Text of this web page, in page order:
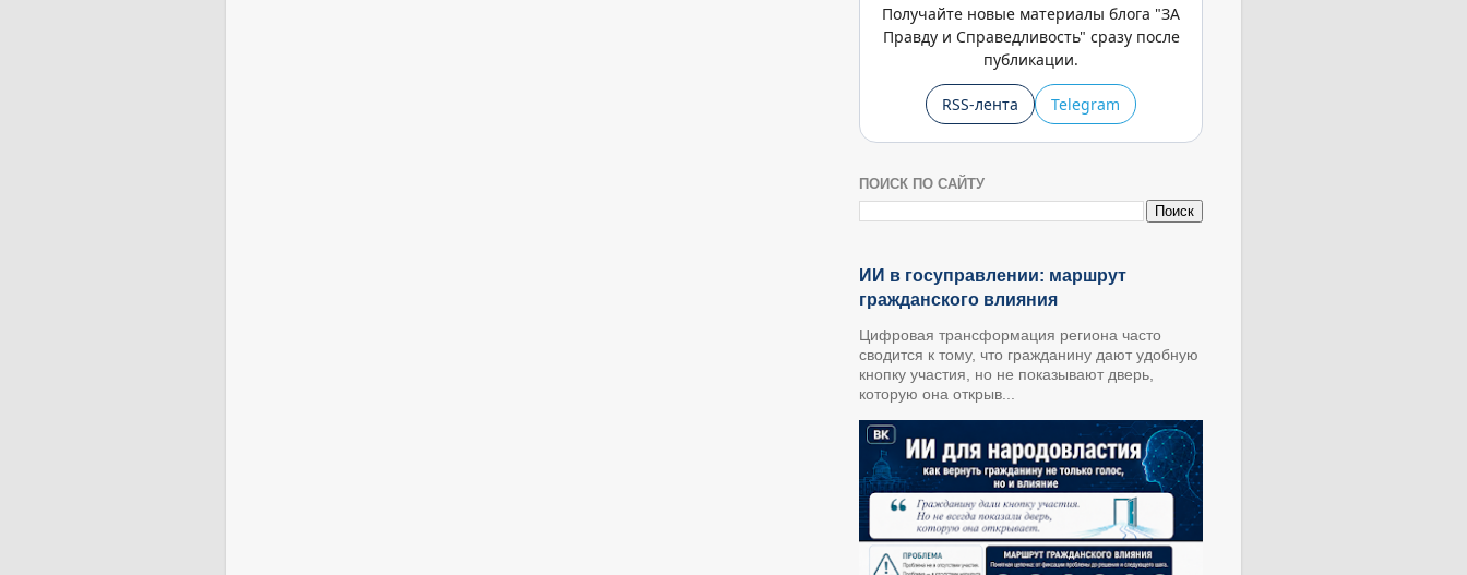
Получайте новые материалы блога "ЗА
Правду и Справедливость" сразу после
публикации.
RSS-лента Telegram
ПОИСК ПО САЙТУ
ИИ в госуправлении: маршрут
гражданского влияния
Цифровая трансформация региона часто
сводится к тому, что гражданину дают удобную
кнопку участия, но не показывают дверь,
которую она открыв...